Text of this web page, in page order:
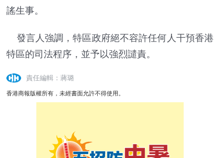
謠生事。
發言人強調，特區政府絕不容許任何人干預香港
特區的司法程序，並予以強烈譴責。
責任編輯：蔣璐
香港商報版權所有，未經書面允許不得使用。